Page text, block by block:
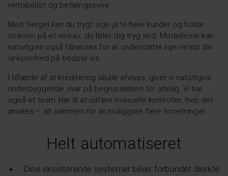
rentabilitet og betalingsevne.
Med Sergel kan du trygt sige ja til flere kunder og holde
risikoen på et niveau, du føler dig tryg ved. Modellerne kan
naturligvis også tilpasses for at understøtte lige netop din
virksomhed på bedste vis.
I tilfælde af at kreditering skulle afvises, giver vi naturligvis
underbyggende svar på begrundelsen for afslag. Vi har
også et team klar til at udføre manuelle kontroller, hvis det
ønskes – alt sammen for at muliggøre flere forretninger.
Helt automatiseret
Dine eksisterende systemer bliver forbundet direkte